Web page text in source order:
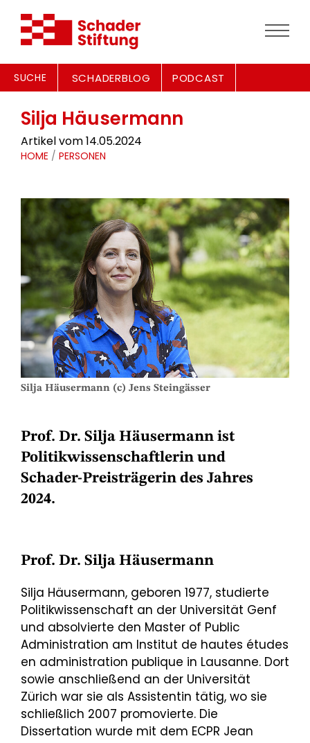
SUCHE SCHADERBLOG PODCAST
Silja Häusermann
Artikel vom 14.05.2024
HOME / PERSONEN
Silja Häusermann (c) Jens Steingässer
Prof. Dr. Silja Häusermann ist
Politikwissenschaftlerin und
Schader-Preisträgerin des Jahres
2024.
Prof. Dr. Silja Häusermann
Silja Häusermann, geboren 1977, studierte
Politikwissenschaft an der Universität Genf
und absolvierte den Master of Public
Administration am Institut de hautes études
en administration publique in Lausanne. Dort
sowie anschließend an der Universität
Zürich war sie als Assistentin tätig, wo sie
schließlich 2007 promovierte. Die
Dissertation wurde mit dem ECPR Jean